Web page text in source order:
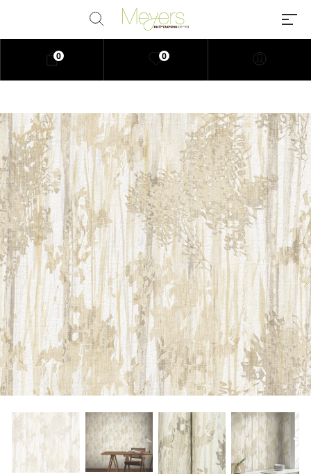
Millions of people around the
world visit Envato to buy and sell
creative assets, use smart design
templates, learn creative skills or
even hire freelancers. With an
industry-leading marketplace
paired with an unlimited
subscription service, Envato
helps creatives like you get
projects done faster.
About Envato
Careers
Privacy Policy
Sitemap
0
0